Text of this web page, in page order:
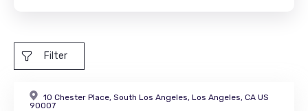
Filter
10 Chester Place, South Los Angeles, Los Angeles, CA US
90007